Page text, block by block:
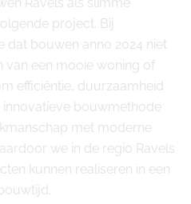
Ravels als slimme
project. Bij
dat bouwen anno 2024 niet
van een mooie woning of
efficiëntie, duurzaamheid
innovatieve bouwmethode
met moderne
we in de regio Ravels
kunnen realiseren in een